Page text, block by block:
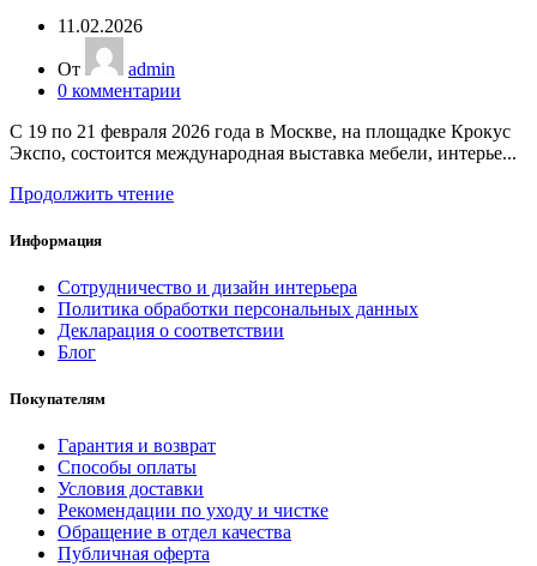
11.02.2026
От
admin
0 комментарии
С 19 по 21 февраля 2026 года в Москве, на площадке Крокус
Экспо, состоится международная выставка мебели, интерье...
Продолжить чтение
Информация
Сотрудничество и дизайн интерьера
Политика обработки персональных данных
Декларация о соответствии
Блог
Покупателям
Гарантия и возврат
Способы оплаты
Условия доставки
Рекомендации по уходу и чистке
Обращение в отдел качества
Публичная оферта